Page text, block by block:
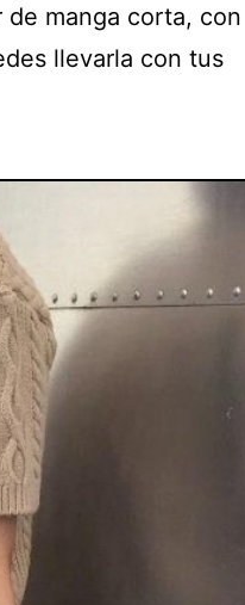
manga corta, con
llevarla con tus